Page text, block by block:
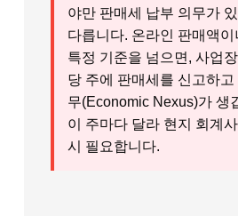
야만 판매세 납부 의무가
다릅니다. 온라인 판매액
특정 기준을 넘으면, 사업
당 주에 판매세를 신고하고
무(Economic Nexus)가 생
이 주마다 달라 현지 회계
시 필요합니다.